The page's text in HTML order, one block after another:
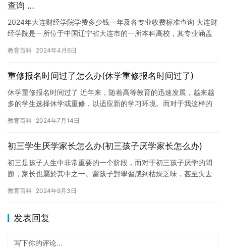
查询 …
2024年大连财经学院学费多少钱一年及各专业收费标准查询 大连财
经学院是一所位于中国辽宁省大连市的一所本科高校，其专业涵盖
教育百科 2024年4月6日
重修报名时间过了怎么办(休学重修报名时间过了)
休学重修报名时间过了 近年来，随着高等教育的迅速发展，越来越
多的学生选择休学或重修，以适应新的学习环境。而对于我这样的
来…
教育百科 2024年7月14日
初三学生厌学家长怎么办(初三孩子厌学家长怎么办)
初三是孩子人生中非常重要的一个阶段，而对于初三孩子厌学的問
題，家长也屬於其中之一。當孩子對學習感到枯燥乏味，甚至失去
或者向…
教育百科 2024年9月3日
发表回复